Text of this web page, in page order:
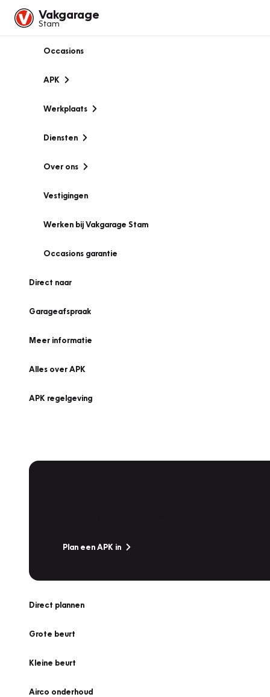
Vakgarage
Stam
Occasions
APK
Werkplaats
Diensten
Over ons
Vestigingen
Werken bij Vakgarage Stam
Occasions garantie
Direct naar
Garageafspraak
Meer informatie
Alles over APK
APK regelgeving
Plan een APK in
Direct plannen
Grote beurt
Kleine beurt
Airco onderhoud